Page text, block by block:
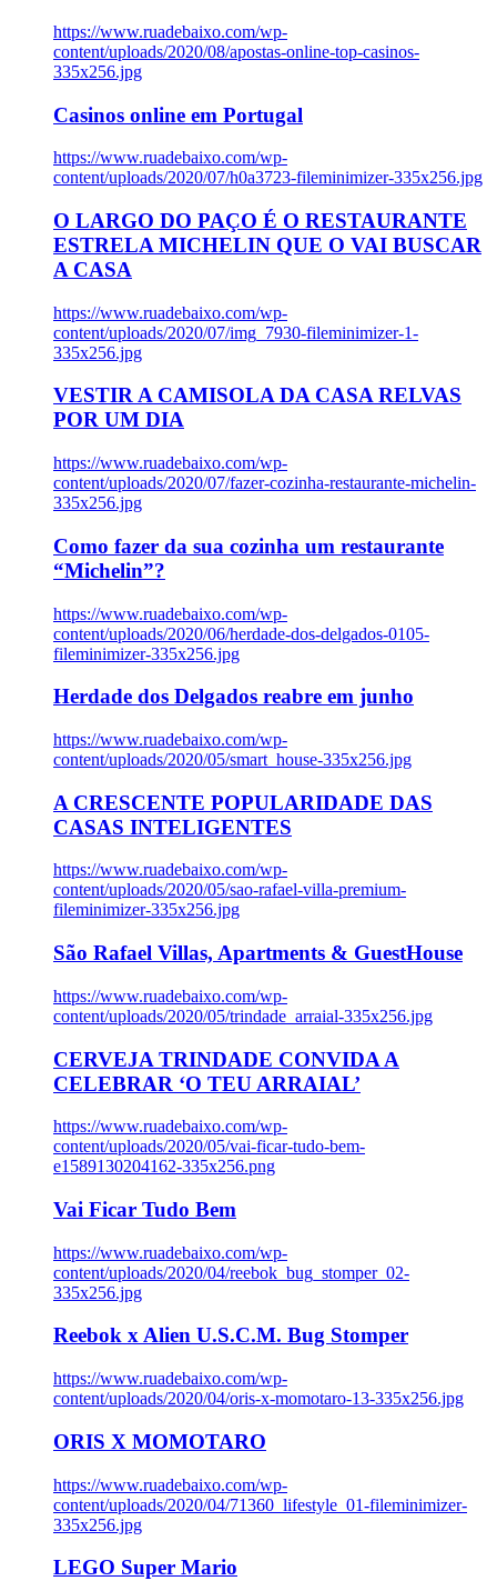
https://www.ruadebaixo.com/wp-
content/uploads/2020/08/apostas-online-top-casinos-
335x256.jpg
Casinos online em Portugal
https://www.ruadebaixo.com/wp-
content/uploads/2020/07/h0a3723-fileminimizer-335x256.jpg
O LARGO DO PAÇO É O RESTAURANTE
ESTRELA MICHELIN QUE O VAI BUSCAR
A CASA
https://www.ruadebaixo.com/wp-
content/uploads/2020/07/img_7930-fileminimizer-1-
335x256.jpg
VESTIR A CAMISOLA DA CASA RELVAS
POR UM DIA
https://www.ruadebaixo.com/wp-
content/uploads/2020/07/fazer-cozinha-restaurante-michelin-
335x256.jpg
Como fazer da sua cozinha um restaurante
“Michelin”?
https://www.ruadebaixo.com/wp-
content/uploads/2020/06/herdade-dos-delgados-0105-
fileminimizer-335x256.jpg
Herdade dos Delgados reabre em junho
https://www.ruadebaixo.com/wp-
content/uploads/2020/05/smart_house-335x256.jpg
A CRESCENTE POPULARIDADE DAS
CASAS INTELIGENTES
https://www.ruadebaixo.com/wp-
content/uploads/2020/05/sao-rafael-villa-premium-
fileminimizer-335x256.jpg
São Rafael Villas, Apartments & GuestHouse
https://www.ruadebaixo.com/wp-
content/uploads/2020/05/trindade_arraial-335x256.jpg
CERVEJA TRINDADE CONVIDA A
CELEBRAR ‘O TEU ARRAIAL’
https://www.ruadebaixo.com/wp-
content/uploads/2020/05/vai-ficar-tudo-bem-
e1589130204162-335x256.png
Vai Ficar Tudo Bem
https://www.ruadebaixo.com/wp-
content/uploads/2020/04/reebok_bug_stomper_02-
335x256.jpg
Reebok x Alien U.S.C.M. Bug Stomper
https://www.ruadebaixo.com/wp-
content/uploads/2020/04/oris-x-momotaro-13-335x256.jpg
ORIS X MOMOTARO
https://www.ruadebaixo.com/wp-
content/uploads/2020/04/71360_lifestyle_01-fileminimizer-
335x256.jpg
LEGO Super Mario